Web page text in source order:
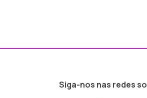
Siga-nos nas redes